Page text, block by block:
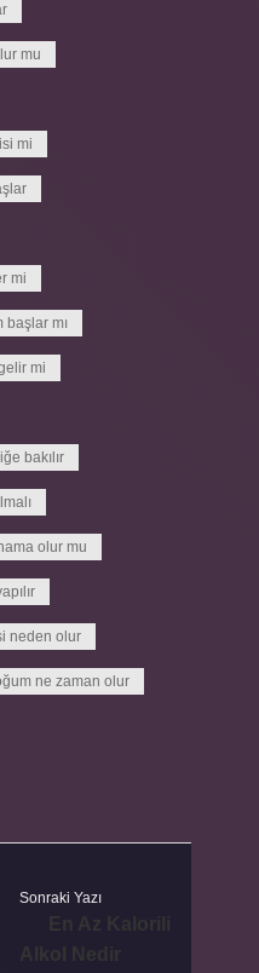
mu
mi
mi
başlar mı
mi
bakılır
olur mu
neden olur
ne zaman olur
Sonraki Yazı